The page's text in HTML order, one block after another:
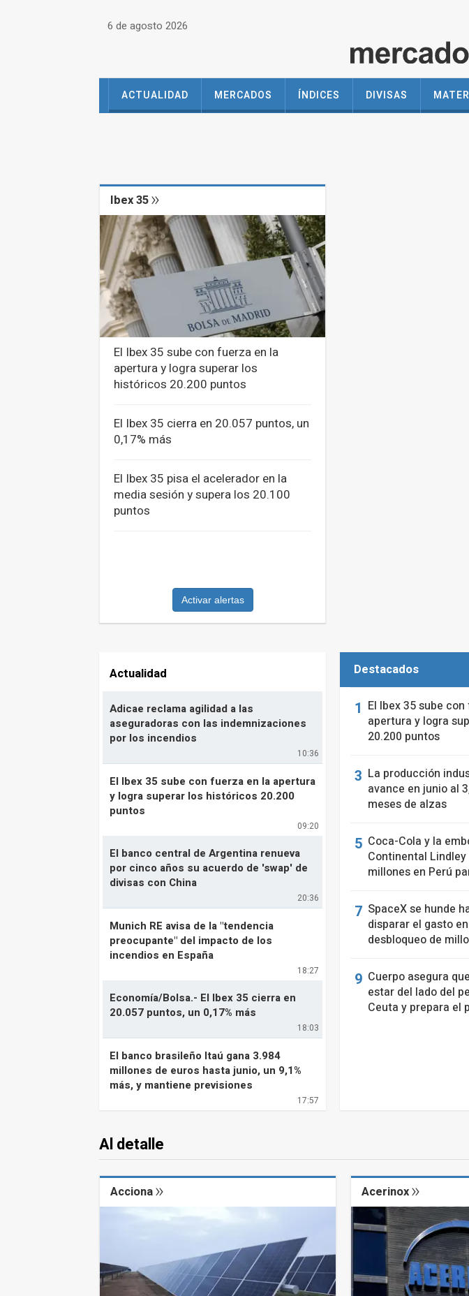
6 de agosto 2026
ACTUALIDAD MERCADOS ÍNDICES DIVISAS
Ibex 35
El Ibex 35 sube con fuerza en la
apertura y logra superar los
históricos 20.200 puntos
El Ibex 35 cierra en 20.057 puntos, un
0,17% más
El Ibex 35 pisa el acelerador en la
media sesión y supera los 20.100
puntos
Activar alertas
Actualidad
10:36
Adicae reclama agilidad a las
aseguradoras con las indemnizaciones
por los incendios
09:20
El Ibex 35 sube con fuerza en la apertura
y logra superar los históricos 20.200
puntos
20:36
El banco central de Argentina renueva
por cinco años su acuerdo de 'swap' de
divisas con China
18:27
Munich RE avisa de la "tendencia
preocupante" del impacto de los
incendios en España
18:03
Economía/Bolsa.- El Ibex 35 cierra en
20.057 puntos, un 0,17% más
17:57
El banco brasileño Itaú gana 3.984
millones de euros hasta junio, un 9,1%
más, y mantiene previsiones
Destacados
El Ibex 35 sube
apertura y logra
20.200 puntos
La producción
avance en junio al
meses de alzas
Coca-Cola y la
Continental
millones en Perú
SpaceX se hunde
disparar el gasto
desbloqueo de
Cuerpo asegura
estar del lado del
Ceuta y prepara el
Al detalle
Acciona Acerinox